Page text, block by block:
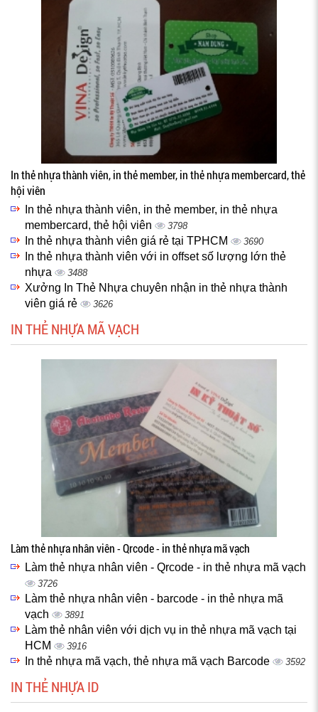
In thẻ nhựa thành viên, in thẻ member, in thẻ nhựa membercard, thẻ
hội viên
In thẻ nhựa thành viên, in thẻ member, in thẻ nhựa
membercard, thẻ hội viên
3798
In thẻ nhựa thành viên giá rẻ tại TPHCM 3690
In thẻ nhựa thành viên với in offset số lượng lớn thẻ
nhựa
3488
Xưởng In Thẻ Nhựa chuyên nhận in thẻ nhựa thành
viên giá rẻ
3626
IN THẺ NHỰA MÃ VẠCH
Làm thẻ nhựa nhân viên - Qrcode - in thẻ nhựa mã vạch
Làm thẻ nhựa nhân viên - Qrcode - in thẻ nhựa mã vạch
3726
Làm thẻ nhựa nhân viên - barcode - in thẻ nhựa mã
vạch
3891
Làm thẻ nhân viên với dịch vụ in thẻ nhựa mã vạch tại
HCM
3916
In thẻ nhựa mã vạch, thẻ nhựa mã vạch Barcode 3592
IN THẺ NHỰA ID